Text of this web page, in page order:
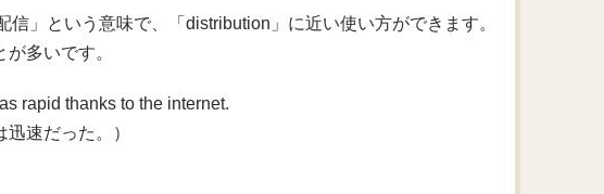
信」という意味で、「distribution」に近い使い方ができます。
多いです。
rapid thanks to the internet.
速だった。）